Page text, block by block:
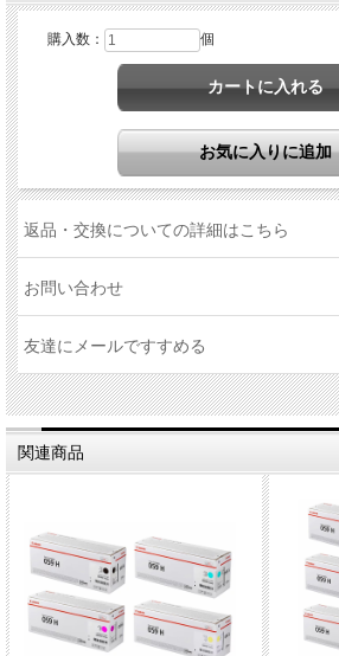
購入数： 個
返品・交換についての詳細はこちら
お問い合わせ
友達にメールですすめる
関連商品